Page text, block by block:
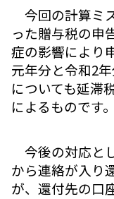
今回の計算ミ
った贈与税の申
症の影響により
元年分と令和2
についても延滞
によるものです。
今後の対応と
から連絡が入り
が、還付先の口